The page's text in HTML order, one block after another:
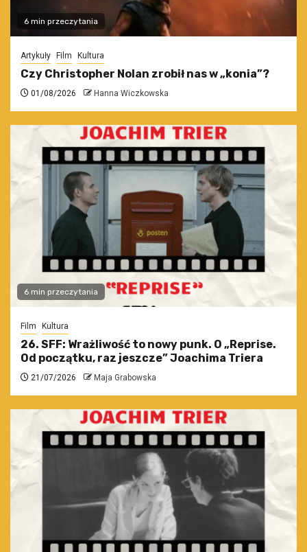
6 min przeczytania
Artykuły Film Kultura
Czy Christopher Nolan zrobił nas w „konia”?
01/08/2026 Hanna Wiczkowska
6 min przeczytania
Film Kultura
26. SFF: Wrażliwość to nowy punk. O „Reprise.
Od początku, raz jeszcze” Joachima Triera
21/07/2026 Maja Grabowska